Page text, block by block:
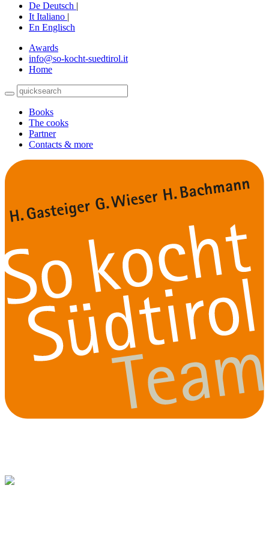
De Deutsch |
It Italiano |
En Englisch
Awards
info@so-kocht-suedtirol.it
Home
Books
The cooks
Partner
Contacts & more